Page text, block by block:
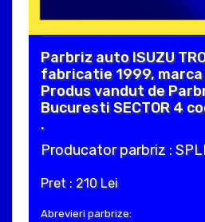
Parbriz auto ISUZU
fabricatie 1999, marca
Produs vandut de
Bucuresti SECTOR 4
.
Producator parbriz :
Pret : 210 Lei
Abrevieri parbrize: